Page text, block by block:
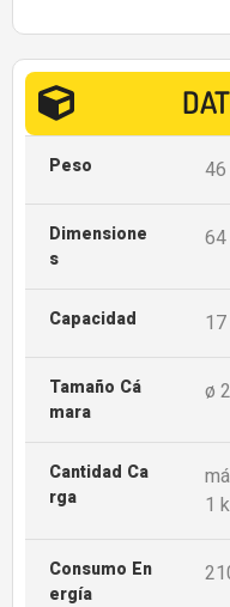
Peso
Dimensione
S
Capacidad
Tamaño Cá
Mara
ø
Cantidad Ca
Rga
1
Consumo En
Ergía